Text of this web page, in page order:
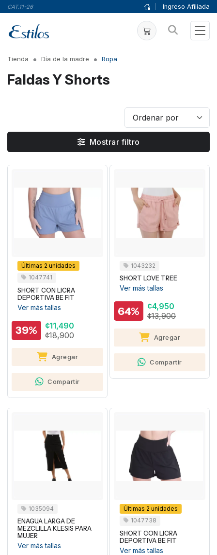
CAT.11-26 Ingreso Afiliada
Tienda Día de la madre Ropa
Faldas Y Shorts
Mostrar filtro
Últimas 2 unidades
1047741
SHORT CON LICRA
DEPORTIVA BE FIT
Ver más tallas
39%
¢11,490
¢18,900
Agregar
Compartir
1043232
SHORT LOVE TREE
Ver más tallas
64%
¢4,950
¢13,900
Agregar
Compartir
1035094
ENAGUA LARGA DE
MEZCLILLA KLESIS PARA
MUJER
Ver más tallas
Últimas 2 unidades
1047738
SHORT CON LICRA
DEPORTIVA BE FIT
Ver más tallas